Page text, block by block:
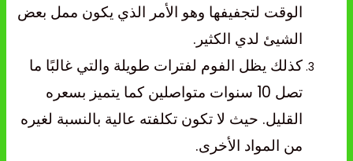
الوقت لتجفيفها وهو الأمر الذي يكون ممل بعض
الشيئ لدي الكثير.
كذلك يظل الفوم لفترات طويلة والتي غالبًا ما
تصل 10 سنوات متواصلين كما يتميز بسعره
القليل. حيث لا تكون تكلفته عالية بالنسبة لغيره
من المواد الأخرى.